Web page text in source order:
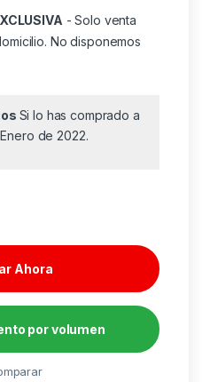
- Solo venta
No disponemos
Si lo has comprado a
de 2022.
nº953/ Magenta cantidad
Ahora
por volumen